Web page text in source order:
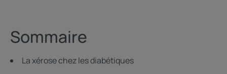
Sommaire
La xérose chez les diabétiques